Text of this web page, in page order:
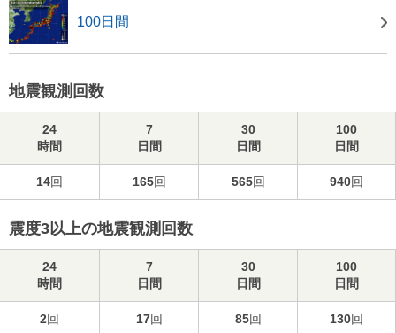
100日間
地震観測回数
24
時間
7
日間
30
日間
100
日間
14回 165回 565回 940回
震度3以上の地震観測回数
24
時間
7
日間
30
日間
100
日間
2回 17回 85回 130回